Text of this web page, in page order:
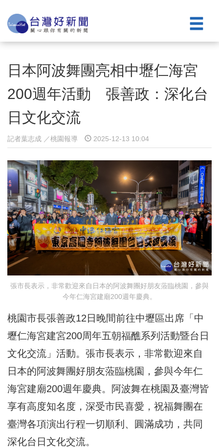
日本阿波舞團亮相中壢仁海宮
200週年活動 張善政：深化台
日文化交流
記者葉志成 ／桃園報導 2025-12-13 10:04
張市長表示，非常歡迎來自日本的阿波舞團好朋友蒞臨桃園，參與
今年仁海宮建廟200週年慶典。
桃園市長張善政12日晚間前往中壢區出席「中
壢仁海宮建宮200周年五朝福醮系列活動暨台日
文化交流」活動。張市長表示，非常歡迎來自
日本的阿波舞團好朋友蒞臨桃園，參與今年仁
海宮建廟200週年慶典。阿波舞在桃園及臺灣皆
享有高度知名度，深受市民喜愛，祝福舞團在
臺灣各項演出行程一切順利、圓滿成功，共同
深化台日文化交流。